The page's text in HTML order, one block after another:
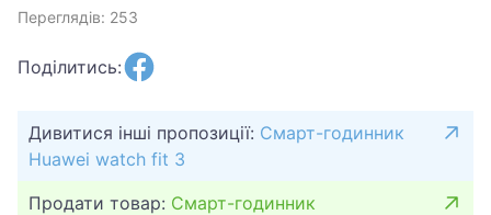
Переглядів: 253
Поділитись:
Дивитися інші пропозиції: Смарт-годинник
Huawei watch fit 3
Продати товар: Смарт-годинник